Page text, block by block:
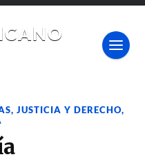
,JUSTICIA Y DERECHO,